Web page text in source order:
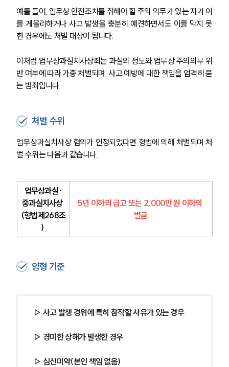
예를 들어, 업무상 안전조치를 취해야 할 주의 의무가 있는 자가 이
를 게을리하거나 사고 발생을 충분히 예견하면서도 이를 막지 못
한 경우에도 처벌 대상이 됩니다.
이처럼 업무상과실치사상죄는 과실의 정도와 업무상 주의의무 위
반 여부에 따라 가중 처벌되며, 사고 예방에 대한 책임을 엄격히 묻
는 범죄입니다.
처벌 수위
업무상과실치사상 혐의가 인정되었다면 형법에 의해 처벌되며 처
벌 수위는 다음과 같습니다.
업무상과실·
중과실치사상
(형법제268조
)
5년 이하의 금고 또는 2,000만 원 이하의
벌금
양형 기준
▷ 사고 발생 경위에 특히 참작할 사유가 있는 경우
▷ 경미한 상해가 발생한 경우
▷ 심신미약(본인 책임 없음)